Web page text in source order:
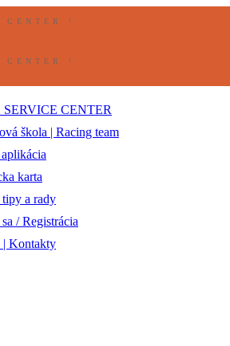
CENTER !
CENTER !
CENTER
škola | Racing team
karta
a rady
/ Registrácia
| Kontakty